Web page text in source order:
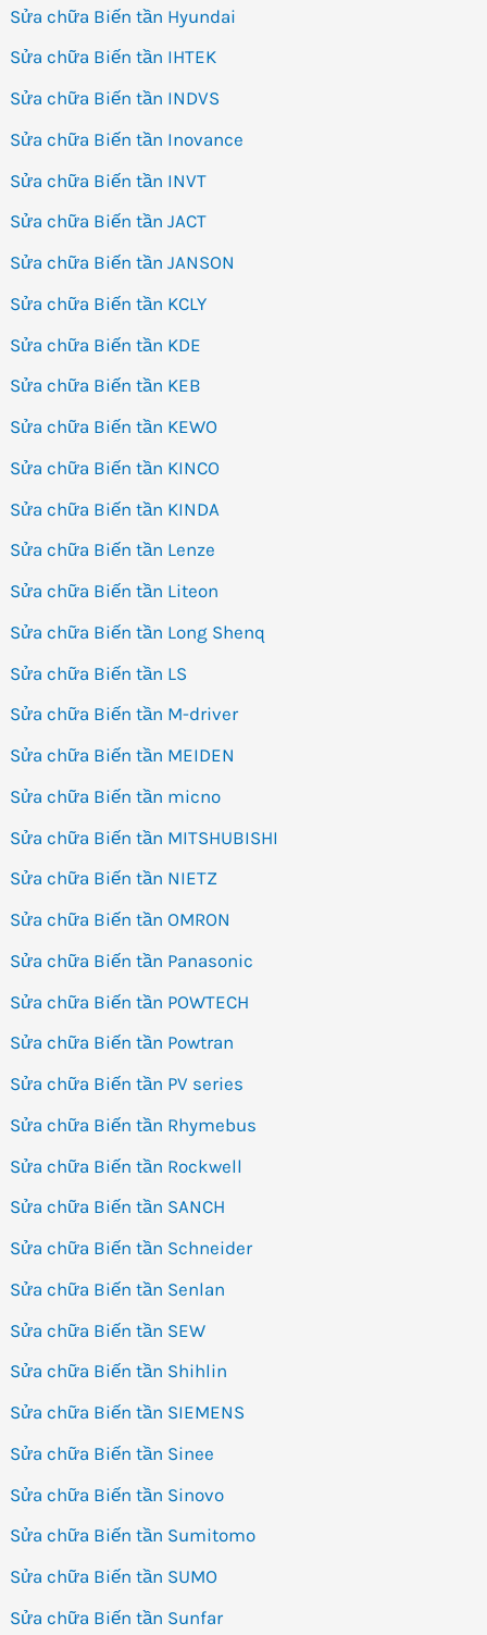
Sửa chữa Biến tần Hyundai
Sửa chữa Biến tần IHTEK
Sửa chữa Biến tần INDVS
Sửa chữa Biến tần Inovance
Sửa chữa Biến tần INVT
Sửa chữa Biến tần JACT
Sửa chữa Biến tần JANSON
Sửa chữa Biến tần KCLY
Sửa chữa Biến tần KDE
Sửa chữa Biến tần KEB
Sửa chữa Biến tần KEWO
Sửa chữa Biến tần KINCO
Sửa chữa Biến tần KINDA
Sửa chữa Biến tần Lenze
Sửa chữa Biến tần Liteon
Sửa chữa Biến tần Long Shenq
Sửa chữa Biến tần LS
Sửa chữa Biến tần M-driver
Sửa chữa Biến tần MEIDEN
Sửa chữa Biến tần micno
Sửa chữa Biến tần MITSHUBISHI
Sửa chữa Biến tần NIETZ
Sửa chữa Biến tần OMRON
Sửa chữa Biến tần Panasonic
Sửa chữa Biến tần POWTECH
Sửa chữa Biến tần Powtran
Sửa chữa Biến tần PV series
Sửa chữa Biến tần Rhymebus
Sửa chữa Biến tần Rockwell
Sửa chữa Biến tần SANCH
Sửa chữa Biến tần Schneider
Sửa chữa Biến tần Senlan
Sửa chữa Biến tần SEW
Sửa chữa Biến tần Shihlin
Sửa chữa Biến tần SIEMENS
Sửa chữa Biến tần Sinee
Sửa chữa Biến tần Sinovo
Sửa chữa Biến tần Sumitomo
Sửa chữa Biến tần SUMO
Sửa chữa Biến tần Sunfar